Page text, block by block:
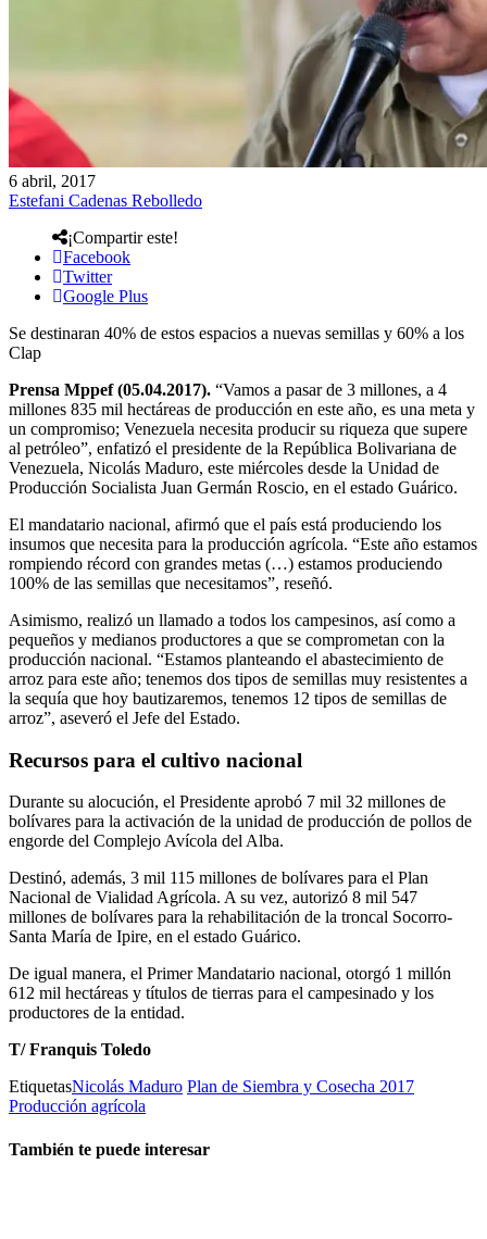
6 abril, 2017
Estefani Cadenas Rebolledo
¡Compartir este!
Facebook
Twitter
Google Plus
Se destinaran 40% de estos espacios a nuevas semillas y 60% a los
Clap
Prensa Mppef (05.04.2017). “Vamos a pasar de 3 millones, a 4
millones 835 mil hectáreas de producción en este año, es una meta y
un compromiso; Venezuela necesita producir su riqueza que supere
al petróleo”, enfatizó el presidente de la República Bolivariana de
Venezuela, Nicolás Maduro, este miércoles desde la Unidad de
Producción Socialista Juan Germán Roscio, en el estado Guárico.
El mandatario nacional, afirmó que el país está produciendo los
insumos que necesita para la producción agrícola. “Este año estamos
rompiendo récord con grandes metas (…) estamos produciendo
100% de las semillas que necesitamos”, reseñó.
Asimismo, realizó un llamado a todos los campesinos, así como a
pequeños y medianos productores a que se comprometan con la
producción nacional. “Estamos planteando el abastecimiento de
arroz para este año; tenemos dos tipos de semillas muy resistentes a
la sequía que hoy bautizaremos, tenemos 12 tipos de semillas de
arroz”, aseveró el Jefe del Estado.
Recursos para el cultivo nacional
Durante su alocución, el Presidente aprobó 7 mil 32 millones de
bolívares para la activación de la unidad de producción de pollos de
engorde del Complejo Avícola del Alba.
Destinó, además, 3 mil 115 millones de bolívares para el Plan
Nacional de Vialidad Agrícola. A su vez, autorizó 8 mil 547
millones de bolívares para la rehabilitación de la troncal Socorro-
Santa María de Ipire, en el estado Guárico.
De igual manera, el Primer Mandatario nacional, otorgó 1 millón
612 mil hectáreas y títulos de tierras para el campesinado y los
productores de la entidad.
T/ Franquis Toledo
EtiquetasNicolás Maduro Plan de Siembra y Cosecha 2017
Producción agrícola
También te puede interesar